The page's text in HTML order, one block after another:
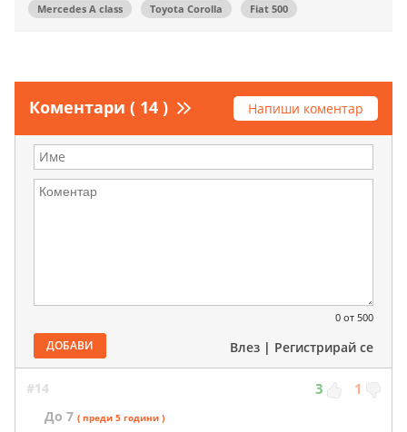
Mercedes A class
Toyota Corolla Fiat 500
Коментари ( 14 ) Напиши коментар
0 от 500
ДОБАВИ Влез | Регистрирай се
#14 3 1
До 7 ( преди 5 години )